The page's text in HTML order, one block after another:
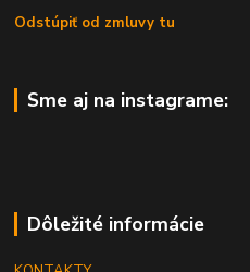
Odstúpiť od zmluvy tu
Sme aj na instagrame:
Dôležité informácie